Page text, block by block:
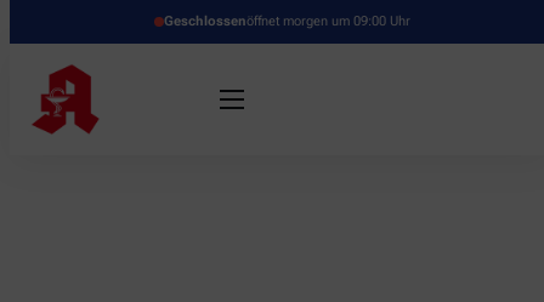
Geschlossenöffnet morgen um 09:00 Uhr